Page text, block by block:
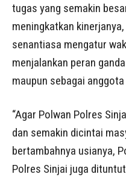
tugas yang semakin
meningkatkan
senantiasa mengatur
menjalankan peran
maupun sebagai
“Agar Polwan Polres
dan semakin dicintai
bertambahnya usianya,
Polres Sinjai juga